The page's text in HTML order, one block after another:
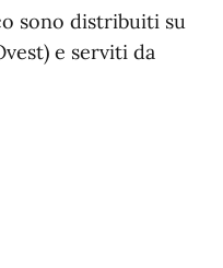
sono distribuiti su
e serviti da